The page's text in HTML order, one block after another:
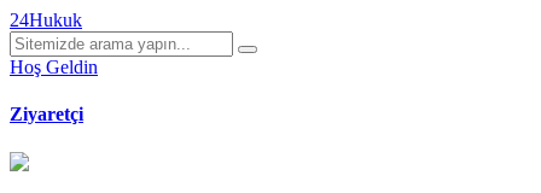
24Hukuk
Hoş Geldin
Ziyaretçi